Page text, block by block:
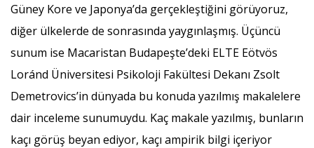
Güney Kore ve Japonya’da gerçekleştiğini görüyoruz,
diğer ülkelerde de sonrasında yaygınlaşmış. Üçüncü
sunum ise Macaristan Budapeşte’deki ELTE Eötvös
Loránd Üniversitesi Psikoloji Fakültesi Dekanı Zsolt
Demetrovics’in dünyada bu konuda yazılmış makalelere
dair inceleme sunumuydu. Kaç makale yazılmış, bunların
kaçı görüş beyan ediyor, kaçı ampirik bilgi içeriyor